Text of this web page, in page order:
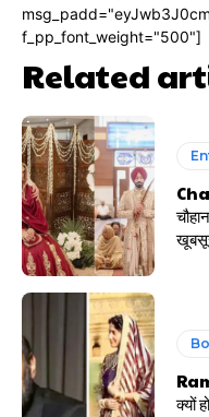
f_pp_font_weight="500"]
Related
क्यों